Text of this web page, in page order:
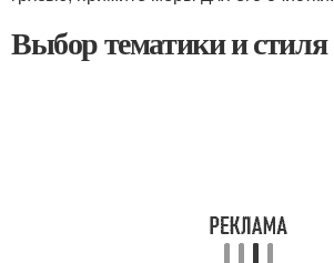
Выбор тематики и стиля